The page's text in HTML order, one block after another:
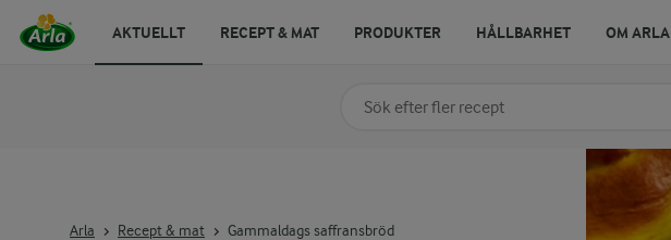
Arla Recept & mat Gammaldags saffransbröd
Sök på kategori eller ingrediens
AKTUELLT RECEPT & MAT PRODUKTER HÅLLBARHET OM ARLA